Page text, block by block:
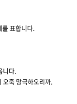
를 표합니다.
니다.
오죽 망극하오리까.